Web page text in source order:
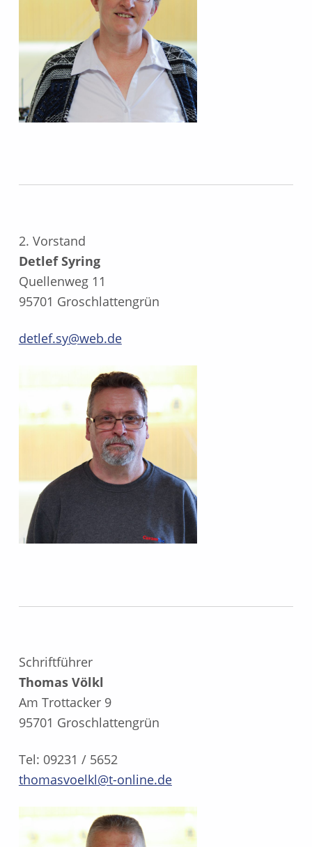
c
h
a
2. Vorstand
Detlef Syring
Quellenweg 11
95701 Groschlattengrün
detlef.sy@web.de
Schriftführer
Thomas Völkl
Am Trottacker 9
95701 Groschlattengrün
Tel: 09231 / 5652
thomasvoelkl@t-online.de